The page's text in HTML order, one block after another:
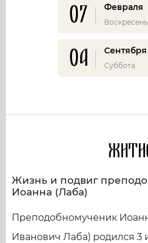
07 Февраля
04 Сентября
Суббота
Жизнь и подвиг
Иоанна (Лаба)
Преподобномученик
Иванович Лаба) родился 3